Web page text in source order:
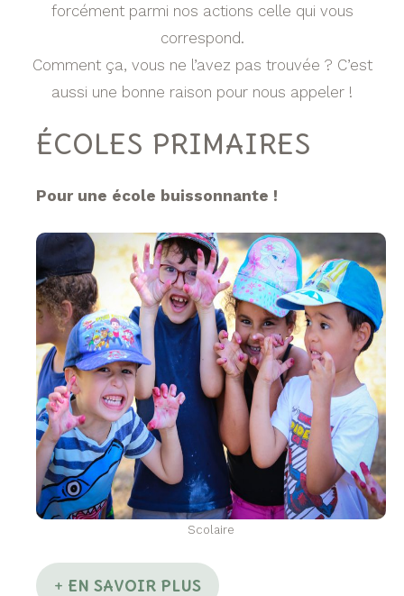
forcément parmi nos actions celle qui vous
correspond.
Comment ça, vous ne l’avez pas trouvée ? C’est
aussi une bonne raison pour nous appeler !
ÉCOLES PRIMAIRES
Pour une école buissonnante !
Scolaire
+ EN SAVOIR PLUS